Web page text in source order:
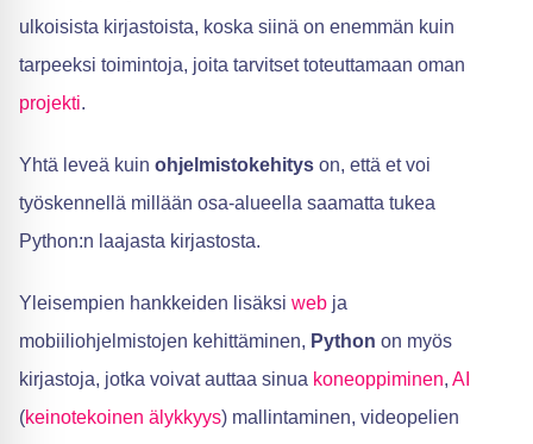
ulkoisista kirjastoista, koska siinä on enemmän kuin
tarpeeksi toimintoja, joita tarvitset toteuttamaan oman
projekti.
Yhtä leveä kuin ohjelmistokehitys on, että et voi
työskennellä millään osa-alueella saamatta tukea
Python:n laajasta kirjastosta.
Yleisempien hankkeiden lisäksi web ja
mobiiliohjelmistojen kehittäminen, Python on myös
kirjastoja, jotka voivat auttaa sinua koneoppiminen, AI
(keinotekoinen älykkyys) mallintaminen, videopelien